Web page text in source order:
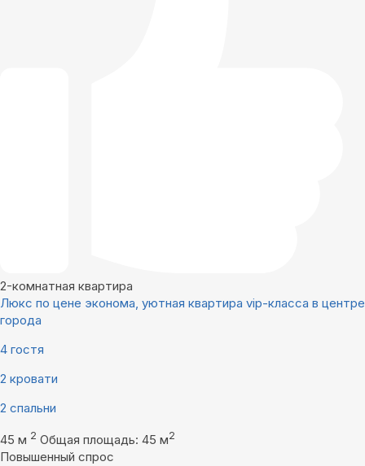
2-комнатная квартира
Люкс по цене эконома, уютная квартира vip-класса в центре
города
4 гостя
2 кровати
2 спальни
45 м 2 Общая площадь: 45 м2
Повышенный спрос